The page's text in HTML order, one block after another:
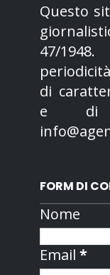
Questo
47/
di
e di
FORM DI
Nome
Email*